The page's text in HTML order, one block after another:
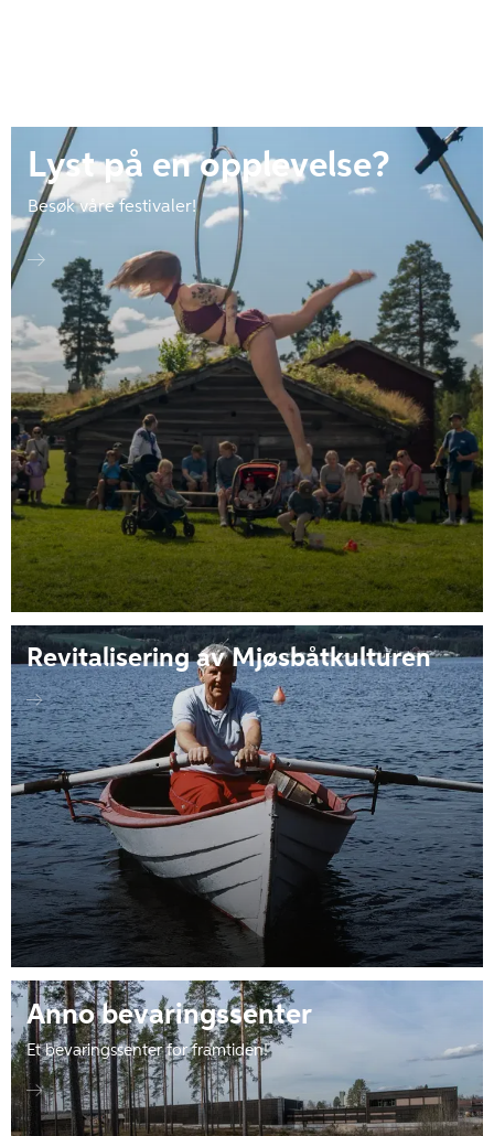
Lyst på en opplevelse?
Besøk våre festivaler!
Revitalisering av Mjøsbåtkulturen
Anno bevaringssenter
Et bevaringssenter for framtiden!